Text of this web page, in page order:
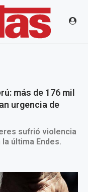
más de 176 mil
urgencia de
sufrió violencia
última Endes.